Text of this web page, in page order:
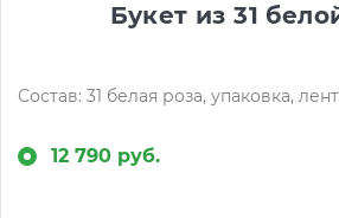
Букет из 31
Состав: 31 белая роза, упаковка,
12 790 руб.